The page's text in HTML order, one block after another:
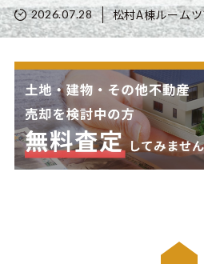
2026.07.28 松村A棟ルーム